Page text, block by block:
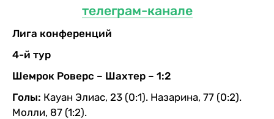
телеграм-канале
Лига конференций
4-й тур
Шемрок Роверс – Шахтер – 1:2
Голы: Кауан Элиас, 23 (0:1). Назарина, 77 (0:2).
Молли, 87 (1:2).